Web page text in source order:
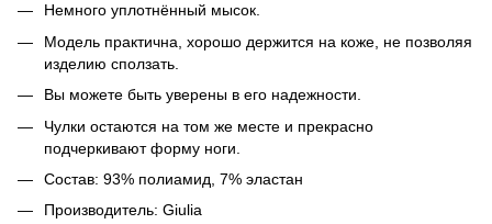
Немного уплотнённый мысок.
Модель практична, хорошо держится на коже, не позволяя
изделию сползать.
Вы можете быть уверены в его надежности.
Чулки остаются на том же месте и прекрасно
подчеркивают форму ноги.
Состав: 93% полиамид, 7% эластан
Производитель: Giulia